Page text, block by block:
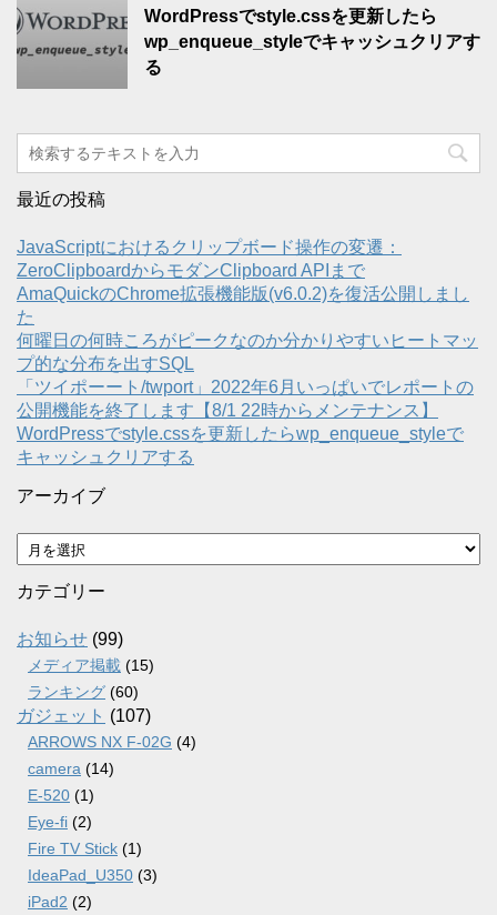
WordPressでstyle.cssを更新したら
wp_enqueue_styleでキャッシュクリアす
る
最近の投稿
JavaScriptにおけるクリップボード操作の変遷：
ZeroClipboardからモダンClipboard APIまで
AmaQuickのChrome拡張機能版(v6.0.2)を復活公開しまし
た
何曜日の何時ころがピークなのか分かりやすいヒートマッ
プ的な分布を出すSQL
「ツイポーート/twport」2022年6月いっぱいでレポートの
公開機能を終了します【8/1 22時からメンテナンス】
WordPressでstyle.cssを更新したらwp_enqueue_styleで
キャッシュクリアする
アーカイブ
ア
ー
カ
ブ
カテゴリー
お知らせ (99)
メディア掲載 (15)
ランキング (60)
ガジェット (107)
ARROWS NX F-02G (4)
camera (14)
E-520 (1)
Eye-fi (2)
Fire TV Stick (1)
IdeaPad_U350 (3)
iPad2 (2)